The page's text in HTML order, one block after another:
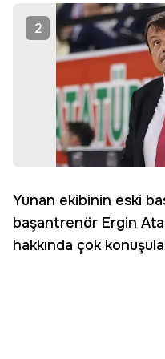
2
Yunan ekibinin eski
başantrenör Ergin
hakkında çok